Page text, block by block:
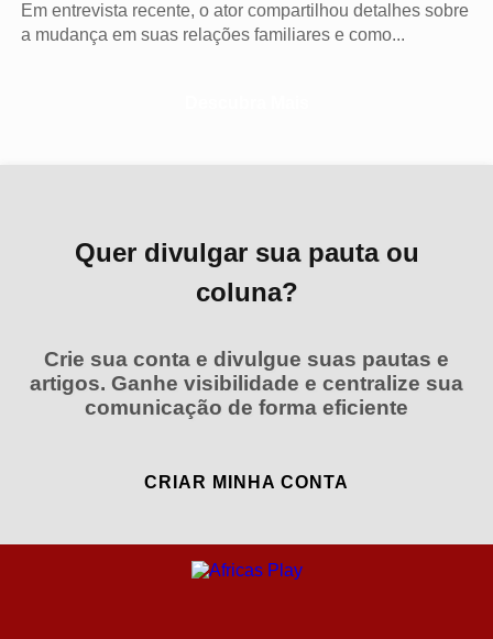
Em entrevista recente, o ator compartilhou detalhes sobre
a mudança em suas relações familiares e como...
Quer divulgar sua pauta ou
coluna?
Crie sua conta e divulgue suas pautas e
artigos. Ganhe visibilidade e centralize sua
comunicação de forma eficiente
CRIAR MINHA CONTA